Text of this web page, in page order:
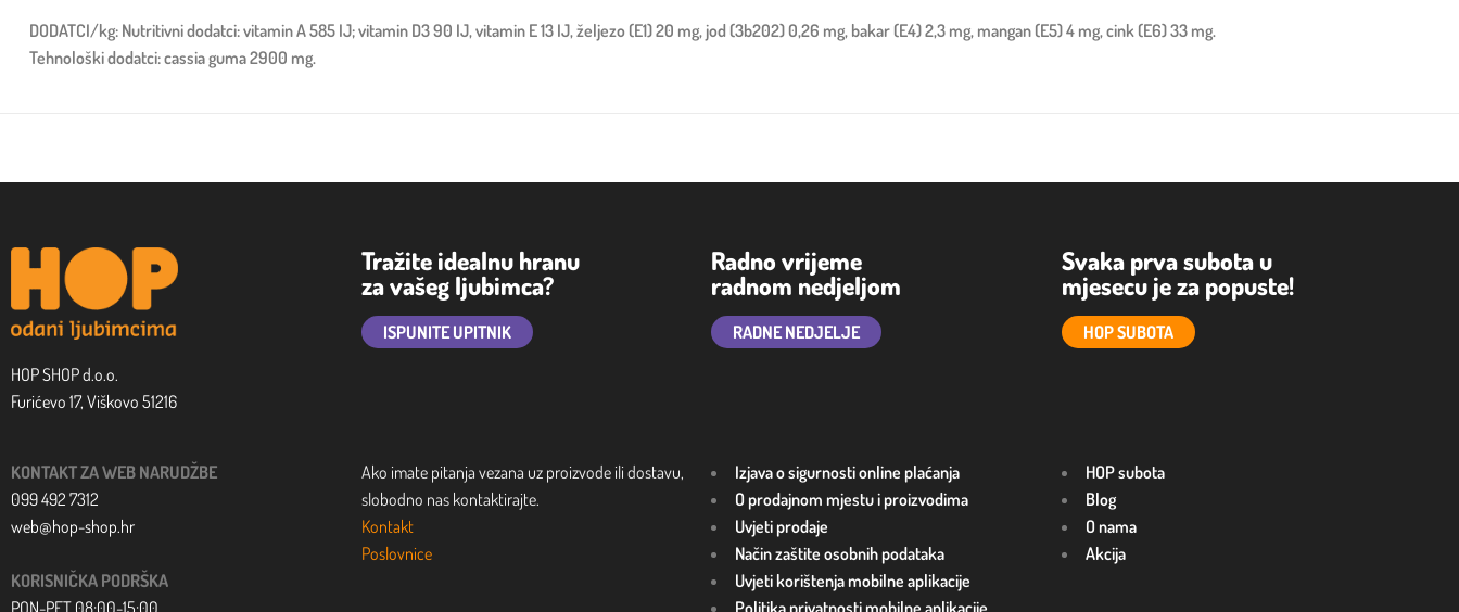
DODATCI/kg: Nutritivni dodatci: vitamin A 585 IJ; vitamin D3 90 IJ, vitamin E 13 IJ, željezo (E1) 20 mg, jod (3b202) 0,26 mg, bakar (E4) 2,3 mg, mangan (E5) 4 mg, cink (E6) 33 mg.
Tehnološki dodatci: cassia guma 2900 mg.
HOP SHOP d.o.o.
Furićevo 17, Viškovo 51216
Tražite idealnu hranu
za vašeg ljubimca?
ISPUNITE UPITNIK
Radno vrijeme
radnom nedjeljom
RADNE NEDJELJE
Svaka prva subota u
mjesecu je za popuste!
HOP SUBOTA
KONTAKT ZA WEB NARUDŽBE
099 492 7312
web@hop-shop.hr
KORISNIČKA PODRŠKA
Ako imate pitanja vezana uz proizvode ili dostavu,
slobodno nas kontaktirajte.
Kontakt
Poslovnice
Izjava o sigurnosti online plaćanja
O prodajnom mjestu i proizvodima
Uvjeti prodaje
Način zaštite osobnih podataka
Uvjeti korištenja mobilne aplikacije
HOP subota
Blog
O nama
Akcija